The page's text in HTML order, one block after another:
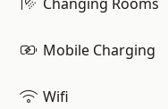
Mobile Charging
Wifi